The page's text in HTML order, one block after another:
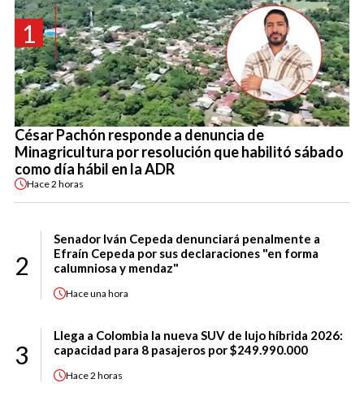
1
César Pachón responde a denuncia de
Minagricultura por resolución que habilitó sábado
como día hábil en la ADR
Hace2 horas
2
Senador Iván Cepeda denunciará penalmente a
Efraín Cepeda por sus declaraciones "en forma
calumniosa y mendaz"
Haceuna hora
3
Llega a Colombia la nueva SUV de lujo híbrida 2026:
capacidad para 8 pasajeros por $249.990.000
Hace2 horas